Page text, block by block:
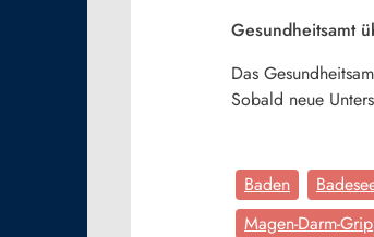
Gesundheitsamt
Das
Sobald neue
Baden
Magen-Darm-